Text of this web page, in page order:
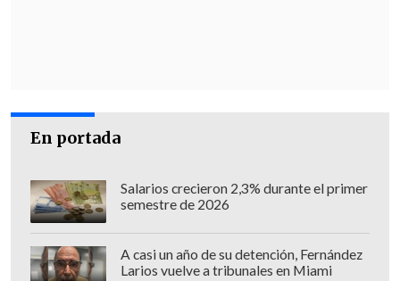
En portada
Salarios crecieron 2,3% durante el primer
semestre de 2026
A casi un año de su detención, Fernández
Larios vuelve a tribunales en Miami